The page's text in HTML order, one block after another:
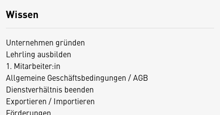
Wissen
Unternehmen gründen
Lehrling ausbilden
1. Mitarbeiter:in
Allgemeine Geschäftsbedingungen / AGB
Dienstverhältnis beenden
Exportieren / Importieren
Förderungen